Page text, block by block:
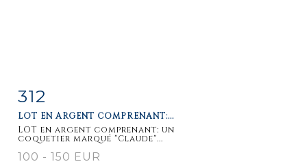
détaillée
312
LOT EN ARGENT COMPRENANT:...
LOT en argent comprenant: un
coquetier marqué "Claude"...
100 - 150 EUR